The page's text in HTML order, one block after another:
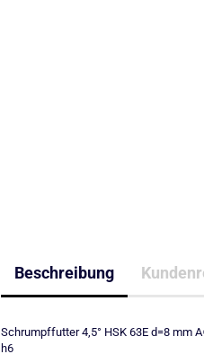
Beschreibung
Schrumpffutter 4,5° HSK 63E d=8 mm
h6